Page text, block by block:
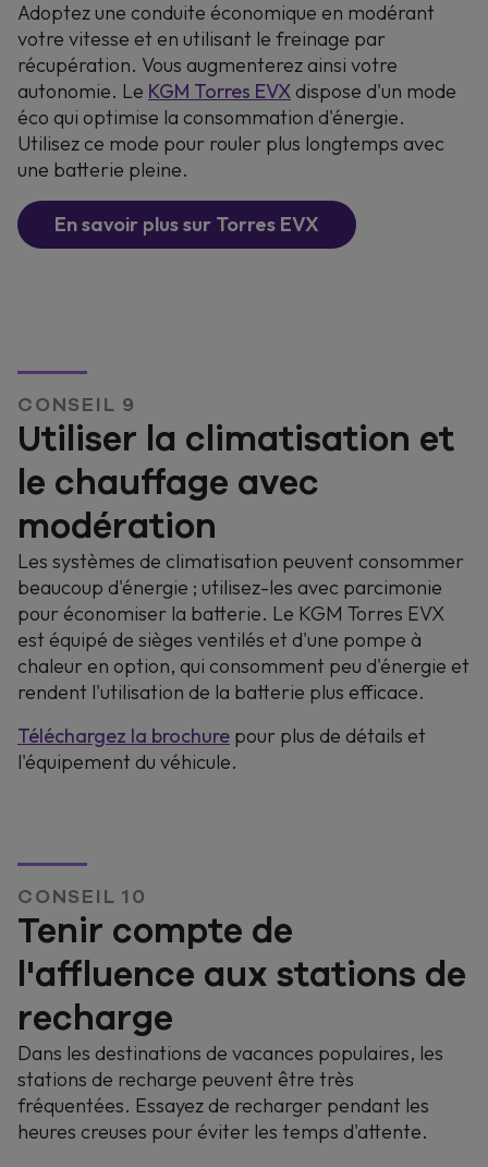
Adoptez une conduite économique en modérant
votre vitesse et en utilisant le freinage par
récupération. Vous augmenterez ainsi votre
autonomie. Le KGM Torres EVX dispose d'un mode
éco qui optimise la consommation d'énergie.
Utilisez ce mode pour rouler plus longtemps avec
une batterie pleine.
En savoir plus sur Torres EVX
CONSEIL 9
Utiliser la climatisation et
le chauffage avec
modération
Les systèmes de climatisation peuvent consommer
beaucoup d'énergie ; utilisez-les avec parcimonie
pour économiser la batterie. Le KGM Torres EVX
est équipé de sièges ventilés et d'une pompe à
chaleur en option, qui consomment peu d'énergie et
rendent l'utilisation de la batterie plus efficace.
Téléchargez la brochure pour plus de détails et
l'équipement du véhicule.
CONSEIL 10
Tenir compte de
l'affluence aux stations de
recharge
Dans les destinations de vacances populaires, les
stations de recharge peuvent être très
fréquentées. Essayez de recharger pendant les
heures creuses pour éviter les temps d'attente.